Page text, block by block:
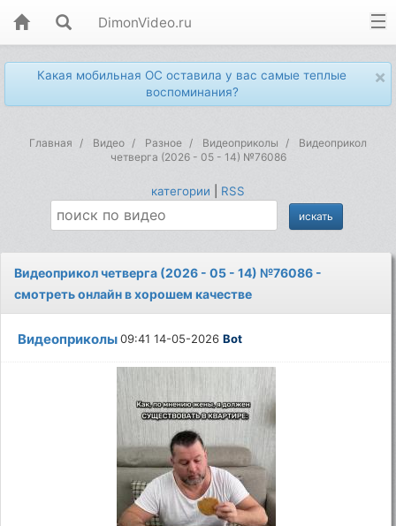
DimonVideo.ru
×
Какая мобильная ОС оставила у вас самые теплые
воспоминания?
Главная Видео Разное Видеоприколы
Видеоприкол
четверга (2026 - 05 - 14) №76086
категории RSS
Видеоприкол четверга (2026 - 05 - 14) №76086 -
смотреть онлайн в хорошем качестве
Видеоприколы09:41 14-05-2026Bot